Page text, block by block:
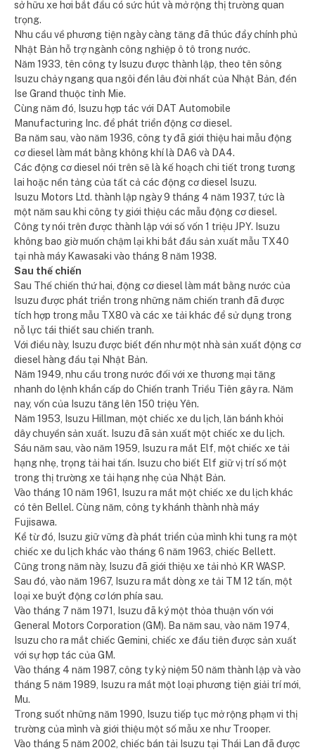
sở hữu xe hơi bắt đầu có sức hút và mở rộng thị trường quan
trọng.
Nhu cầu về phương tiện ngày càng tăng đã thúc đẩy chính phủ
Nhật Bản hỗ trợ ngành công nghiệp ô tô trong nước.
Năm 1933, tên công ty Isuzu được thành lập, theo tên sông
Isuzu chảy ngang qua ngôi đền lâu đời nhất của Nhật Bản, đền
Ise Grand thuộc tỉnh Mie.
Cùng năm đó, Isuzu hợp tác với DAT Automobile
Manufacturing Inc. để phát triển động cơ diesel.
Ba năm sau, vào năm 1936, công ty đã giới thiệu hai mẫu động
cơ diesel làm mát bằng không khí là DA6 và DA4.
Các động cơ diesel nói trên sẽ là kế hoạch chi tiết trong tương
lai hoặc nền tảng của tất cả các động cơ diesel Isuzu.
Isuzu Motors Ltd. thành lập ngày 9 tháng 4 năm 1937, tức là
một năm sau khi công ty giới thiệu các mẫu động cơ diesel.
Công ty nói trên được thành lập với số vốn 1 triệu JPY. Isuzu
không bao giờ muốn chậm lại khi bắt đầu sản xuất mẫu TX40
tại nhà máy Kawasaki vào tháng 8 năm 1938.
Sau thế chiến
Sau Thế chiến thứ hai, động cơ diesel làm mát bằng nước của
Isuzu được phát triển trong những năm chiến tranh đã được
tích hợp trong mẫu TX80 và các xe tải khác để sử dụng trong
nỗ lực tái thiết sau chiến tranh.
Với điều này, Isuzu được biết đến như một nhà sản xuất động cơ
diesel hàng đầu tại Nhật Bản.
Năm 1949, nhu cầu trong nước đối với xe thương mại tăng
nhanh do lệnh khẩn cấp do Chiến tranh Triều Tiên gây ra. Năm
nay, vốn của Isuzu tăng lên 150 triệu Yên.
Năm 1953, Isuzu Hillman, một chiếc xe du lịch, lăn bánh khỏi
dây chuyền sản xuất. Isuzu đã sản xuất một chiếc xe du lịch.
Sáu năm sau, vào năm 1959, Isuzu ra mắt Elf, một chiếc xe tải
hạng nhẹ, trọng tải hai tấn. Isuzu cho biết Elf giữ vị trí số một
trong thị trường xe tải hạng nhẹ của Nhật Bản.
Vào tháng 10 năm 1961, Isuzu ra mắt một chiếc xe du lịch khác
có tên Bellel. Cùng năm, công ty khánh thành nhà máy
Fujisawa.
Kể từ đó, Isuzu giữ vững đà phát triển của mình khi tung ra một
chiếc xe du lịch khác vào tháng 6 năm 1963, chiếc Bellett.
Cũng trong năm này, Isuzu đã giới thiệu xe tải nhỏ KR WASP.
Sau đó, vào năm 1967, Isuzu ra mắt dòng xe tải TM 12 tấn, một
loại xe buýt động cơ lớn phía sau.
Vào tháng 7 năm 1971, Isuzu đã ký một thỏa thuận vốn với
General Motors Corporation (GM). Ba năm sau, vào năm 1974,
Isuzu cho ra mắt chiếc Gemini, chiếc xe đầu tiên được sản xuất
với sự hợp tác của GM.
Vào tháng 4 năm 1987, công ty kỷ niệm 50 năm thành lập và vào
tháng 5 năm 1989, Isuzu ra mắt một loại phương tiện giải trí mới,
Mu.
Trong suốt những năm 1990, Isuzu tiếp tục mở rộng phạm vi thị
trường của mình và giới thiệu một số mẫu xe như Trooper.
Vào tháng 5 năm 2002, chiếc bán tải Isuzu tại Thái Lan đã được